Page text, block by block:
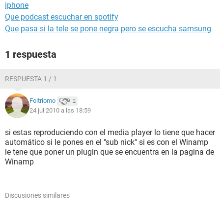
iphone
Que podcast escuchar en spotify
Que pasa si la tele se pone negra pero se escucha samsung
1 respuesta
RESPUESTA 1 / 1
Foltriomo 2
24 jul 2010 a las 18:59
si estas reproduciendo con el media player lo tiene que hacer
automático si le pones en el "sub nick" si es con el Winamp
le tene que poner un plugin que se encuentra en la pagina de
Winamp
Discusiones similares